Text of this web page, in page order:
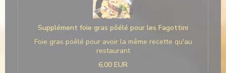
Supplément foie gras pôélé pour les Fagottini
Foie gras poêlé pour avoir la même recette qu'au
restaurant
6,00 EUR